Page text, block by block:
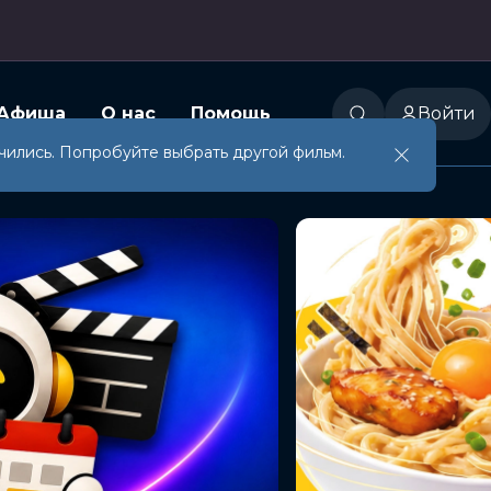
О нас Помощь Войти
Попробуйте выбрать другой фильм.